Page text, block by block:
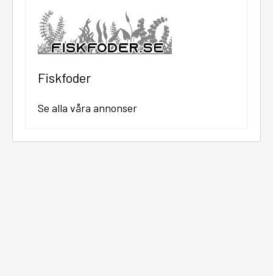
Fiskfoder
Se alla våra annonser